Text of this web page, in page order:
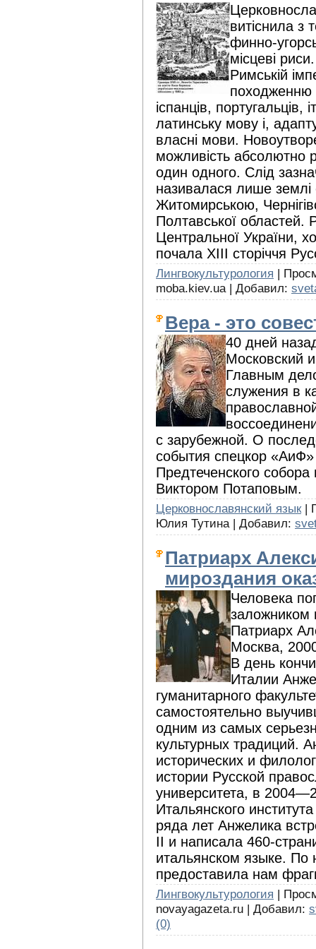
витіснила з
финно-
місцеві
Римській
походженню
іспанців, португальців,
латинську мову і,
власні мови.
можливість абсолютно
один одного. Слід
називалася лише
Житомирською,
Полтавської областей.
Центральної України,
почала ХIII сторіччя
Лингвокультурология |
moba.kiev.ua | Добавил:
Вера - это
40 дней
Московский
Главным
служения в
с зарубежной. О
события спецкор
Предтеченского
Виктором Потаповым.
Церковнославянский язык|
Юлия Тутина | Добавил:
Патриарх
мироздания
Человека
заложником
Патриарх
Москва,
В день
Италии
гуманитарного
самостоятельно
одним из самых
культурных традиций.
исторических и
истории Русской
университета, в
Итальянского
ряда лет Анжелика
II и написала 460-
итальянском языке.
предоставила нам
Лингвокультурология |
novayagazeta.ru | Добавил:
(0)